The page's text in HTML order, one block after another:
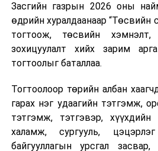
Шинэ хууль Францын зах
дуудлагын төвүүдэд
Мароккогийн дуудлагын
хувь Францын зах зээлээс
40–50 мянган ажлын байр
Засгийн газрын 2026 оны
өдрийн хуралдаанаар
тогтоож, төсвийн
зохицуулалт хийх зарим
тогтоолыг баталлаа.
Тогтоолоор төрийн албан
гарах нэг удаагийн тэтгэмж,
тэтгэмж, тэтгэвэр,
халамж, сургууль,
байгууллагын урсгал